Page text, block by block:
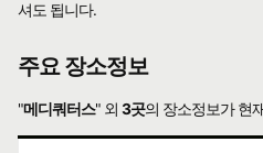
셔도 됩니다.
주요 장소정보
"메디쿼터스" 외3곳의 장소정보가 현